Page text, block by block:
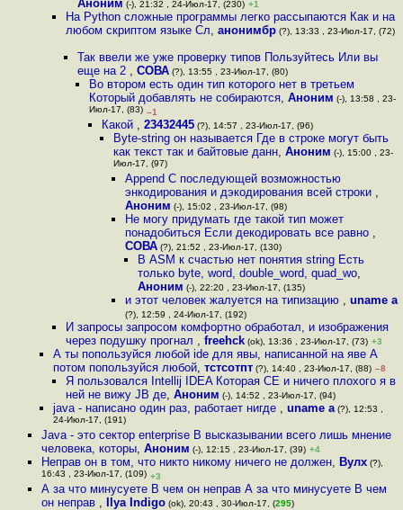
Аноним (-), 21:32 , 24-Июл-17, (230) +1
На Python сложные программы легко рассыпаются Как и на
любом скриптом языке Сл, анонимбр(?), 13:33 , 23-Июл-17, (72)
Так ввели же уже проверку типов Пользуйтесь Или вы
еще на 2 , СОВА(?), 13:55 , 23-Июл-17, (80)
Во втором есть один тип которого нет в третьем
Который добавлять не собираются,Аноним (-), 13:58 , 23-
Июл-17, (83) –1
Какой , 23432445(?), 14:57 , 23-Июл-17, (96)
Byte-string он называется Где в строке могут быть
как текст так и байтовые данн, Аноним (-), 15:00 , 23-
Июл-17, (97)
Append С последующей возможностью
энкодирования и дэкодирования всей строки ,
Аноним (-), 15:02 , 23-Июл-17, (98)
Не могу придумать где такой тип может
понадобиться Если декодировать все равно ,
СОВА (?), 21:52 , 23-Июл-17, (130)
В ASM к счастью нет понятия string Есть
только byte, word, double_word, quad_wo,
Аноним (-), 22:20 , 23-Июл-17, (135)
и этот человек жалуется на типизацию ,uname a
(?), 12:59 , 24-Июл-17, (192)
И запросы запросом комфортно обработал, и изображения
через подушку прогнал , freehck(ok), 13:36 , 23-Июл-17, (73) +3
А ты попользуйся любой ide для явы, написанной на яве А
потом попользуйся любой,тстсотпт (?), 14:40 , 23-Июл-17, (88) –8
Я пользовался Intellij IDEA Которая CE и ничего плохого я в
ней не вижу JB де, Аноним (-), 14:52 , 23-Июл-17, (94)
java - написано один раз, работает нигде ,uname a (?), 12:53 ,
24-Июл-17, (191)
Java - это сектор enterprise В высказывании всего лишь мнение
человека, которы, Аноним (-), 12:15 , 23-Июл-17, (39) +4
Неправ он в том, что никто никому ничего не должен, Вулх(?),
16:43 , 23-Июл-17, (109) +3
А за что минусуете В чем он неправ А за что минусуете В чем
он неправ , Ilya Indigo(ok), 20:43 , 30-Июл-17, (295)